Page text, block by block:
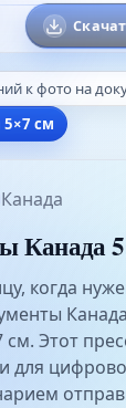
к фото на
см
Канада
Канада
когда
см. Этот
для